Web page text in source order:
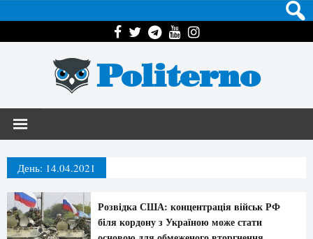
Politerno
День: 14.04.2021
Розвідка США: концентрація військ РФ
біля кордону з Україною може стати